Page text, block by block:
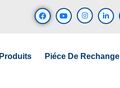
Produits Piéce De Rechange